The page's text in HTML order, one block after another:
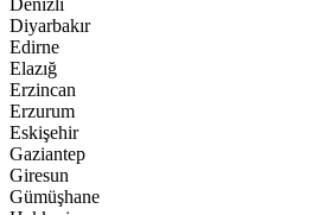
Denizli
Diyarbakır
Edirne
Elazığ
Erzincan
Erzurum
Eskişehir
Gaziantep
Giresun
Gümüşhane